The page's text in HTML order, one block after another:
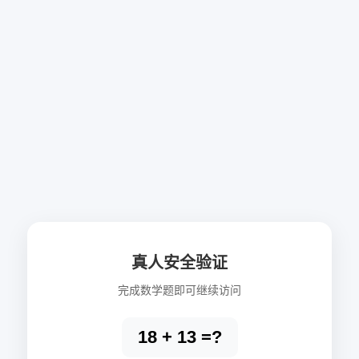
真人安全验证
完成数学题即可继续访问
18 + 13 =?